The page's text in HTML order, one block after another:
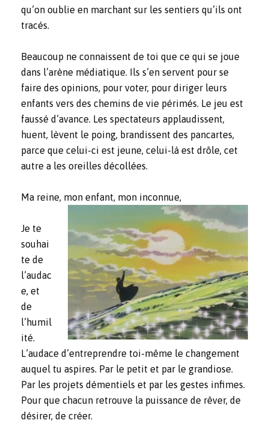
qu’on oublie en marchant sur les sentiers qu’ils ont
tracés.
Beaucoup ne connaissent de toi que ce qui se joue
dans l’arène médiatique. Ils s’en servent pour se
faire des opinions, pour voter, pour diriger leurs
enfants vers des chemins de vie périmés. Le jeu est
faussé d’avance. Les spectateurs applaudissent,
huent, lèvent le poing, brandissent des pancartes,
parce que celui-ci est jeune, celui-là est drôle, cet
autre a les oreilles décollées.
Ma reine, mon enfant, mon inconnue,
Je te
souhai
te de
l’audac
e, et
de
l’humil
ité.
L’audace d’entreprendre toi-même le changement
auquel tu aspires. Par le petit et par le grandiose.
Par les projets démentiels et par les gestes infimes.
Pour que chacun retrouve la puissance de rêver, de
désirer, de créer.